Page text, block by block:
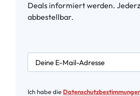
Deals informiert werden.
abbestellbar.
newsletter.labelEmail
Ich habe die